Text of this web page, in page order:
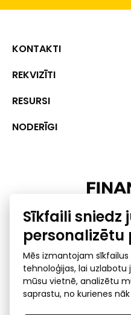
KONTAKTI
Biznesa centrs "VERDE"
1045
+371 287 18175
REKVIZĪTI
Reģ. Nr. 40008002175
Banka: SEB Banka
RESURSI
Dati
Uzņēmumu kredītspējas
NODERĪGI
Ombuds
Sīkfaili sniedz
personalizētu
Mēs izmantojam
tehnoloģijas, lai uzlabotu
mūsu vietnē, analizētu
saprastu, no kurienes